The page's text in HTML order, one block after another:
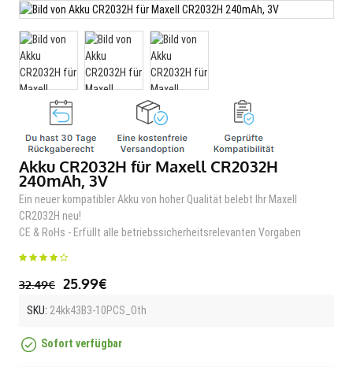
Akku CR2032H für Maxell CR2032H
240mAh, 3V
Ein neuer kompatibler Akku von hoher Qualität belebt Ihr Maxell
CR2032H neu!
CE & RoHs - Erfüllt alle betriebssicherheitsrelevanten Vorgaben
32.49€ 25.99€
SKU: 24kk43B3-10PCS_Oth
Sofort verfügbar